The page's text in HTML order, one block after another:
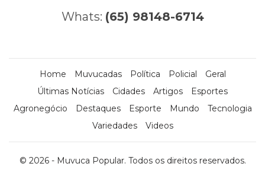
Whats: (65) 98148-6714
Home Muvucadas Política Policial
Geral
Últimas Notícias
Cidades Artigos
Esportes
Agronegócio
Destaques Esporte Mundo
Tecnologia
Variedades
Videos
© 2026 - Muvuca Popular. Todos os direitos reservados.